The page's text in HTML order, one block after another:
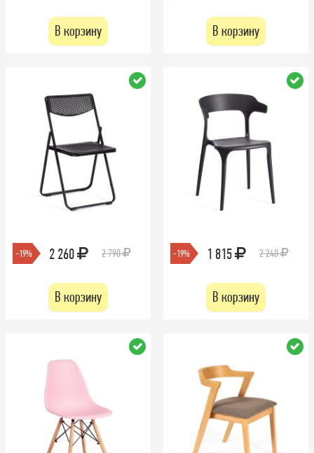
В корзину В корзину
-19% 2 260 2 790
В корзину
-19% 1 815 2 240
В корзину